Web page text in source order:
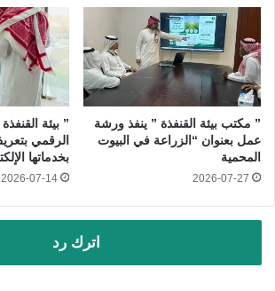
” مكتب بيئة القنفذة ” ينفذ ورشة
عمل بعنوان “الزراعة في البيوت
المحمية
2026-07-27
” بيئة
الرقمي
بخدماتها
2026-07-14
اترك رد